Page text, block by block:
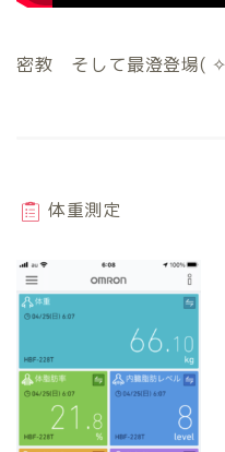
密教 そして最澄登場(
体重測定